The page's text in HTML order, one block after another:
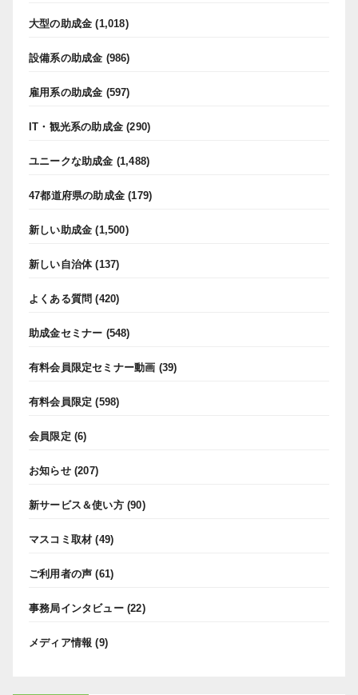
大型の助成金 (1,018)
設備系の助成金 (986)
雇用系の助成金 (597)
IT・観光系の助成金 (290)
ユニークな助成金 (1,488)
47都道府県の助成金 (179)
新しい助成金 (1,500)
新しい自治体(137)
よくある質問 (420)
助成金セミナー (548)
有料会員限定セミナー動画 (39)
有料会員限定 (598)
会員限定 (6)
お知らせ(207)
新サービス＆使い方(90)
マスコミ取材 (49)
ご利用者の声 (61)
事務局インタビュー(22)
メディア情報 (9)